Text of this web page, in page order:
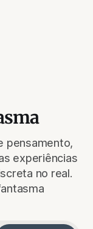
pensamento,
experiências
no real.